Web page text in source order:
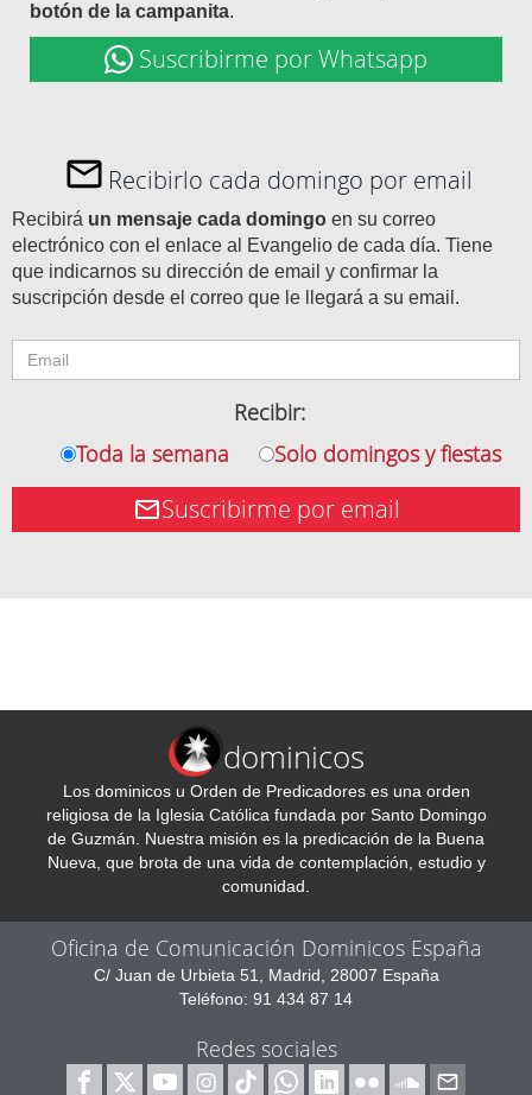
botón de la campanita.
Suscribirme por Whatsapp
Recibirlo cada domingo por email
Recibirá un mensaje cada domingo en su correo
electrónico con el enlace al Evangelio de cada día. Tiene
que indicarnos su dirección de email y confirmar la
suscripción desde el correo que le llegará a su email.
Recibir:
Toda la semana
Solo domingos y fiestas
Suscribirme por email
dominicos
Los dominicos u Orden de Predicadores es una orden
religiosa de la Iglesia Católica fundada por Santo Domingo
de Guzmán. Nuestra misión es la predicación de la Buena
Nueva, que brota de una vida de contemplación, estudio y
comunidad.
Oficina de Comunicación Dominicos España
C/ Juan de Urbieta 51, Madrid, 28007 España
Teléfono: 91 434 87 14
Redes sociales